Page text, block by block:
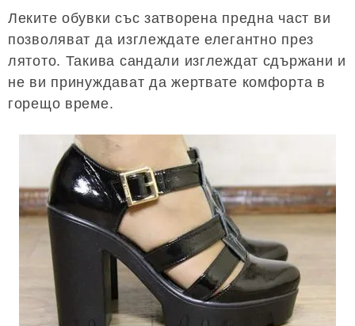
Леките обувки със затворена предна част ви
позволяват да изглеждате елегантно през
лятото. Такива сандали изглеждат сдържани и
не ви принуждават да жертвате комфорта в
горещо време.